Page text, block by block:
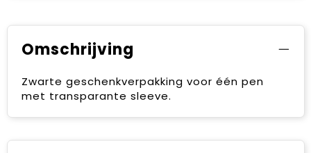
Omschrijving
Zwarte geschenkverpakking voor één pen
met transparante sleeve.